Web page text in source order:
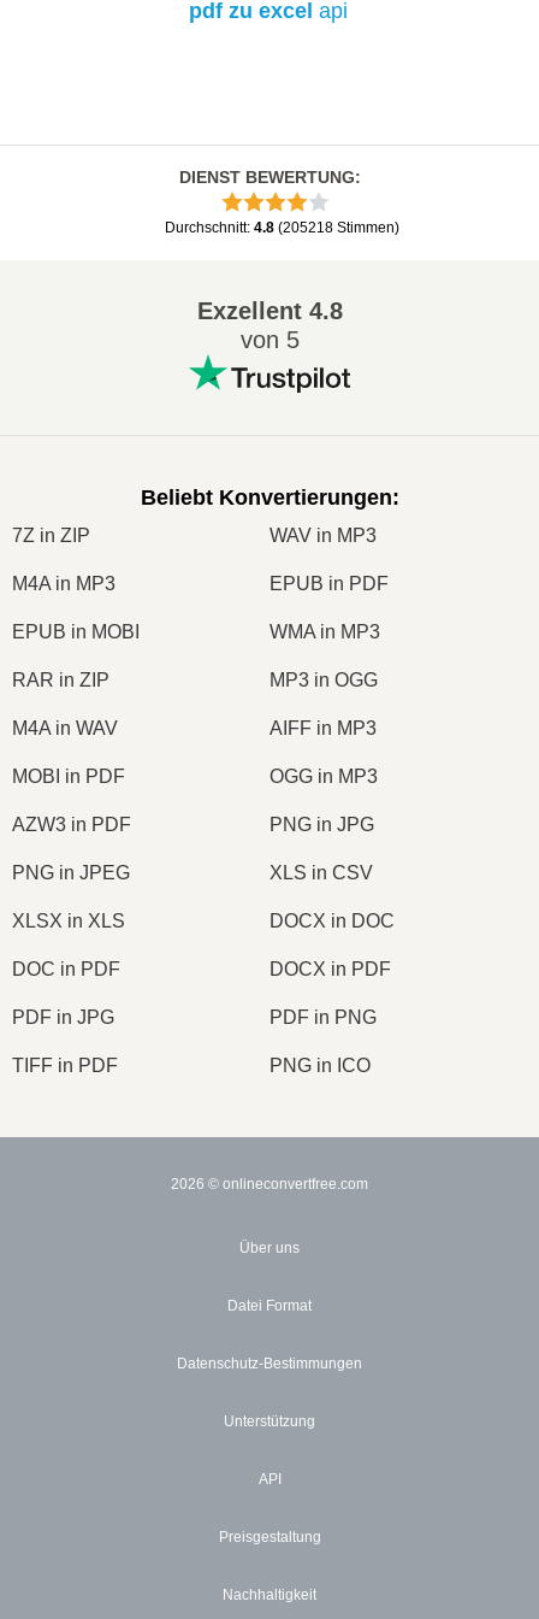
pdf zu excel api
DIENST BEWERTUNG:
Durchschnitt: 4.8 (205218 Stimmen)
Exzellent4.8
von 5
Beliebt Konvertierungen:
7Z in ZIP WAV in MP3
M4A in MP3 EPUB in PDF
EPUB in MOBI WMA in MP3
RAR in ZIP MP3 in OGG
M4A in WAV AIFF in MP3
MOBI in PDF OGG in MP3
AZW3 in PDF PNG in JPG
PNG in JPEG XLS in CSV
XLSX in XLS DOCX in DOC
DOC in PDF DOCX in PDF
PDF in JPG PDF in PNG
TIFF in PDF PNG in ICO
2026 © onlineconvertfree.com
Über uns
Datei Format
Datenschutz-Bestimmungen
Unterstützung
API
Preisgestaltung
Nachhaltigkeit